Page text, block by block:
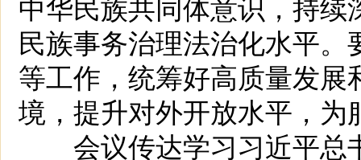
民族事务治理法治化水平
等工作，统筹好高质量发
境，提升对外开放水平，
会议传达学习习近平总